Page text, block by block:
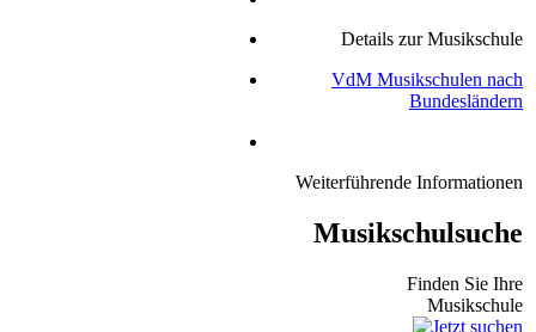
Details zur Musikschule
VdM Musikschulen nach
Bundesländern
Weiterführende Informationen
Musikschulsuche
Finden Sie Ihre
Musikschule